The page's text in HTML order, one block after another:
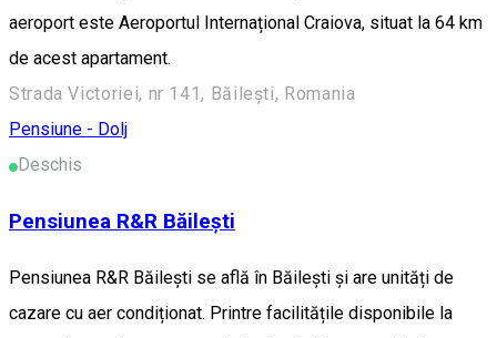
aeroport este Aeroportul Internațional Craiova, situat la 64 km
de acest apartament.
Strada Victoriei, nr 141, Băilești, Romania
Pensiune - Dolj
Deschis
Pensiunea R&R Băilești
Pensiunea R&R Băilești se află în Băileşti și are unități de
cazare cu aer condiționat. Printre facilitățile disponibile la